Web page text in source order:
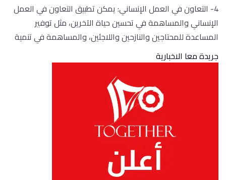
4- التعاون في العمل الإنساني: يمكن تطبيق التعاون في العمل
الإنساني والمساهمة في تحسين حياة الآخرين، مثل توفير
المساعدة للمحتاجين والنازحين واللاجئين، والمساهمة في تنمية
جريدة معا الاخبارية